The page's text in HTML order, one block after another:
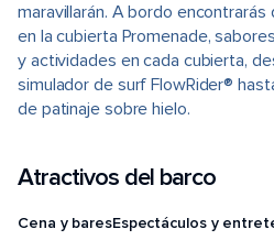
maravillarán. A bordo
en la cubierta Promenade,
y actividades en cada cubierta,
simulador de surf FlowRider®
de patinaje sobre hielo.
Atractivos del barco
Cena y baresEspectáculos y